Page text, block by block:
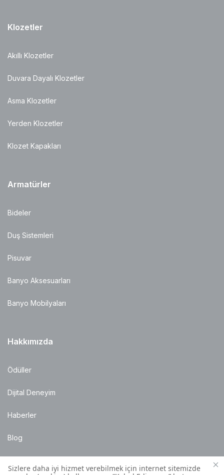
Klozetler
Akıllı Klozetler
Duvara Dayalı Klozetler
Asma Klozetler
Yerden Klozetler
Klozet Kapakları
Armatürler
Bideler
Duş Sistemleri
Pisuvar
Banyo Aksesuarları
Banyo Mobilyaları
Hakkımızda
Ödüller
Dijital Deneyim
Haberler
Blog